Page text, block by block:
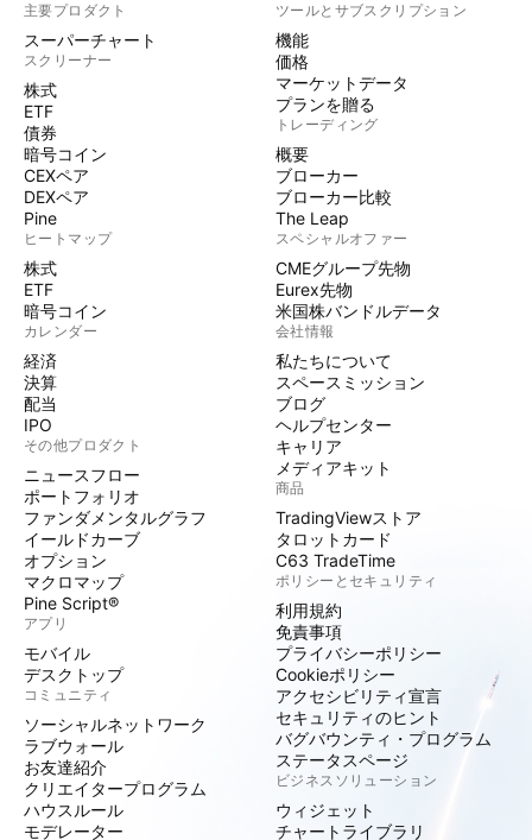
主要プロダクト
スーパーチャート
スクリーナー
株式
ETF
債券
暗号コイン
CEXペア
DEXペア
Pine
ヒートマップ
株式
ETF
暗号コイン
カレンダー
経済
決算
配当
IPO
その他プロダクト
ニュースフロー
ポートフォリオ
ファンダメンタルグラフ
イールドカーブ
オプション
マクロマップ
Pine Script®
アプリ
モバイル
デスクトップ
コミュニティ
ソーシャルネットワーク
ラブウォール
お友達紹介
クリエイタープログラム
ハウスルール
モデレーター
ツールとサブスクリプション
機能
価格
マーケットデータ
プランを贈る
トレーディング
概要
ブローカー
ブローカー比較
The Leap
スペシャルオファー
CMEグループ先物
Eurex先物
米国株バンドルデータ
会社情報
私たちについて
スペースミッション
ブログ
ヘルプセンター
キャリア
メディアキット
商品
TradingViewストア
タロットカード
C63 TradeTime
ポリシーとセキュリティ
利用規約
免責事項
プライバシーポリシー
Cookieポリシー
アクセシビリティ宣言
セキュリティのヒント
バグバウンティ・プログラム
ステータスページ
ビジネスソリューション
ウィジェット
チャートライブラリ